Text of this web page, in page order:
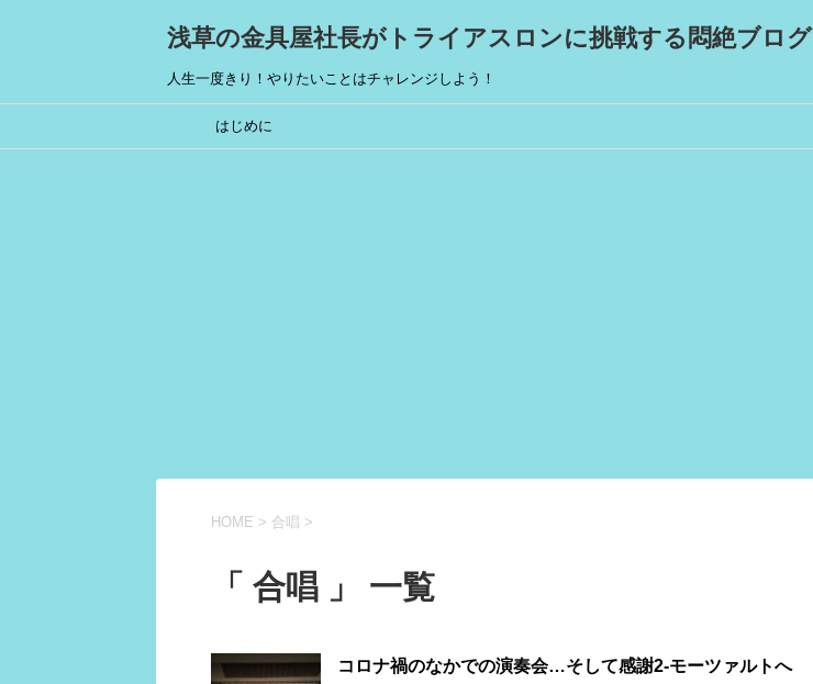
浅草の金具屋社長がトライアスロンに挑戦する悶絶ブログ
人生一度きり！やりたいことはチャレンジしよう！
はじめに
HOME > 合唱 >
「 合唱 」 一覧
コロナ禍のなかでの演奏会…そして感謝2-モーツァルトへ